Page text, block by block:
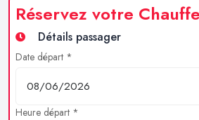
Réservez votre
Détails passager
Date départ *
Heure départ *